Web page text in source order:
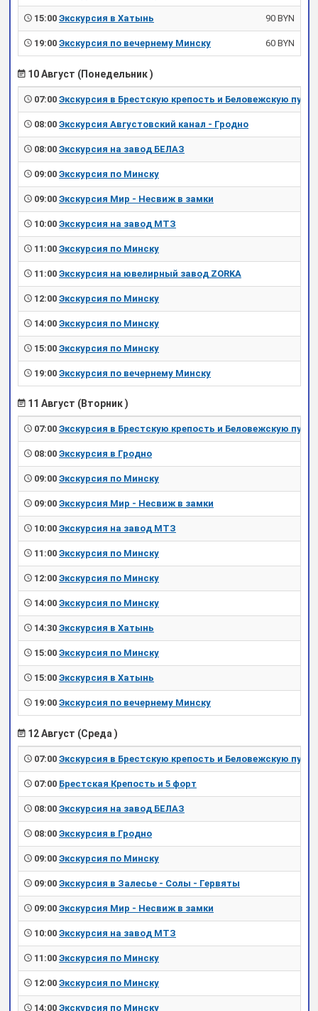
15:00 Экскурсия в Хатынь 90 BYN
19:00 Экскурсия по вечернему Минску 60 BYN
10 Август (Понедельник )
07:00 Экскурсия в Брестскую крепость и Беловежскую пущу
08:00 Экскурсия Августовский канал - Гродно
08:00 Экскурсия на завод БЕЛАЗ
09:00 Экскурсия по Минску
09:00 Экскурсия Мир - Несвиж в замки
10:00 Экскурсия на завод МТЗ
11:00 Экскурсия по Минску
11:00 Экскурсия на ювелирный завод ZORKA
12:00 Экскурсия по Минску
14:00 Экскурсия по Минску
15:00 Экскурсия по Минску
19:00 Экскурсия по вечернему Минску
11 Август (Вторник )
07:00 Экскурсия в Брестскую крепость и Беловежскую пущу
08:00 Экскурсия в Гродно
09:00 Экскурсия по Минску
09:00 Экскурсия Мир - Несвиж в замки
10:00 Экскурсия на завод МТЗ
11:00 Экскурсия по Минску
12:00 Экскурсия по Минску
14:00 Экскурсия по Минску
14:30 Экскурсия в Хатынь
15:00 Экскурсия по Минску
15:00 Экскурсия в Хатынь
19:00 Экскурсия по вечернему Минску
12 Август (Среда )
07:00 Экскурсия в Брестскую крепость и Беловежскую пущу
07:00 Брестская Крепость и 5 форт
08:00 Экскурсия на завод БЕЛАЗ
08:00 Экскурсия в Гродно
09:00 Экскурсия по Минску
09:00 Экскурсия в Залесье - Солы - Гервяты
09:00 Экскурсия Мир - Несвиж в замки
10:00 Экскурсия на завод МТЗ
11:00 Экскурсия по Минску
12:00 Экскурсия по Минску
14:00 Экскурсия по Минску